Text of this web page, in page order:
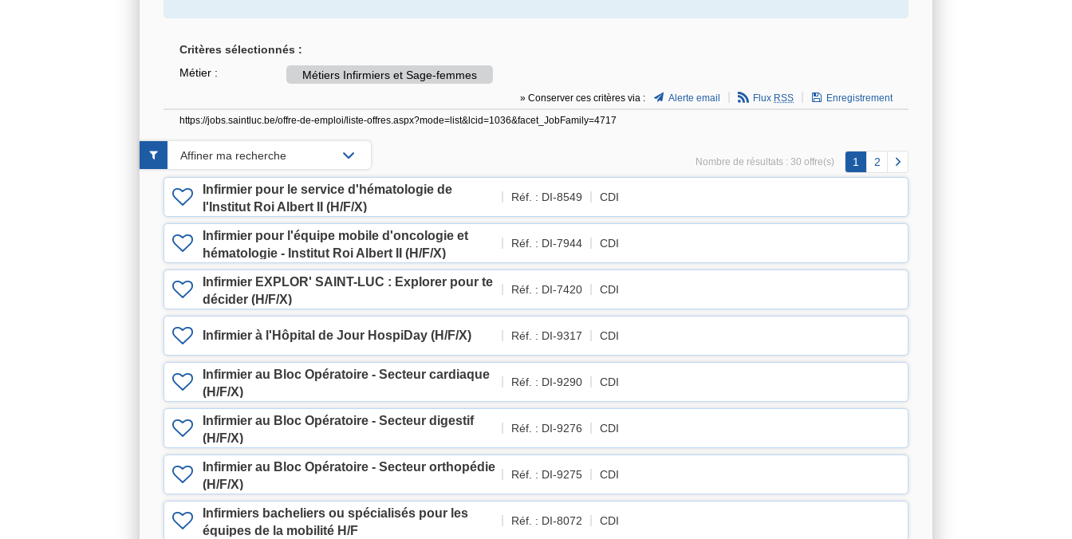
Critères sélectionnés :
Métier :
Métiers Infirmiers et Sage-femmes
» Conserver ces critères via : Alerte email Flux RSS
Enregistrement
https://jobs.saintluc.be/offre-de-emploi/liste-offres.aspx?mode=list&lcid=1036&facet_JobFamily=4717
Nombre de résultats : 30 offre(s) 1 2
Infirmier pour le service d'hématologie de
l'Institut Roi Albert II (H/F/X)
Réf. : DI-8549 CDI
Infirmier pour l'équipe mobile d'oncologie et
hématologie - Institut Roi Albert II (H/F/X)
Réf. : DI-7944 CDI
Infirmier EXPLOR' SAINT-LUC : Explorer pour te
décider (H/F/X)
Réf. : DI-7420 CDI
Infirmier à l'Hôpital de Jour HospiDay (H/F/X) Réf. : DI-9317 CDI
Infirmier au Bloc Opératoire - Secteur cardiaque
(H/F/X)
Réf. : DI-9290 CDI
Infirmier au Bloc Opératoire - Secteur digestif
(H/F/X)
Réf. : DI-9276 CDI
Infirmier au Bloc Opératoire - Secteur orthopédie
(H/F/X)
Réf. : DI-9275 CDI
Infirmiers bacheliers ou spécialisés pour les
équipes de la mobilité H/F
Réf. : DI-8072 CDI
Affiner ma recherche